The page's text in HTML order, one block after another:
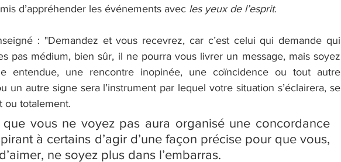
d’appréhender les événements avec les yeux de l’esprit.
: "Demandez et vous recevrez, car c’est celui qui demande qui
pas médium, bien sûr, il ne pourra vous livrer un message, mais soyez
entendue, une rencontre inopinée, une coïncidence ou tout autre
un autre signe sera l’instrument par lequel votre situation s’éclairera, se
ou totalement.
que vous ne voyez pas aura organisé une concordance
à certains d’agir d’une façon précise pour que vous,
ne soyez plus dans l’embarras.